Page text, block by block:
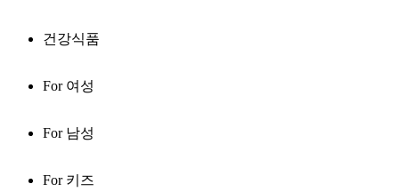
건강식품
For 여성
For 남성
For 키즈